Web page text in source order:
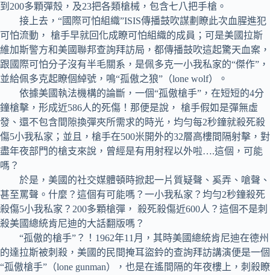
到200多顆彈殼，及23把各類槍械，包含七八把手槍。
接上去，“國際可怕組織”ISIS傳播鼓吹謀劃瞭此次血腥進犯
可怕流動， 槍手早就回化成瞭可怕組織的成員；可是美國拉斯
維加斯警方和美國聯邦查詢拜訪局，都傳播鼓吹這起驚天血案，
跟國際可怕分子沒有半毛關系，是佩多克一小我私家的“傑作”，
並給佩多克起瞭個綽號，鳴“孤傲之狼”（lone wolf）。
依據美國執法機構的論斷，一個“孤傲槍手”，在短短的4分
鐘槍擊，形成近586人的死傷！那便是說， 槍手假如是彈無虛
發、還不包含間隙換彈夾所需求的時光，均勻每2秒鐘就殺死殺
傷5小我私家；並且，槍手在500米開外的32層高樓間隔射擊，對
盡年夜部門的槍支來說，曾經是有用射程以外啦….這個，可能
嗎？
於是，美國的社交媒體頓時掀起一片質疑聲、奚弄、嗆聲、
甚至罵聲。什麼？這個有可能嗎？一小我私家？均勻2秒鐘殺死
殺傷5小我私家？200多顆槍彈， 殺死殺傷近600人？這個不是刺
殺美國總統肯尼迪的大話翻版嗎？
“孤傲的槍手”？！1962年11月，其時美國總統肯尼迪在德州
的達拉斯被刺殺，美國的民間掩耳盜鈴的查詢拜訪講演便是一個
“孤傲槍手”（lone gunman），也是在遙間隔的年夜樓上，刺殺瞭